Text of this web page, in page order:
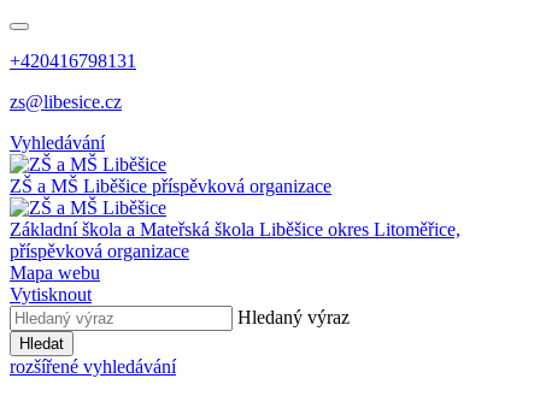
+420416798131
zs@libesice.cz
Vyhledávání
ZŠ a MŠ Liběšice příspěvková organizace
Základní škola a Mateřská škola Liběšice okres Litoměřice,
příspěvková organizace
Mapa webu
Vytisknout
Hledaný výraz
Hledat
rozšířené vyhledávání